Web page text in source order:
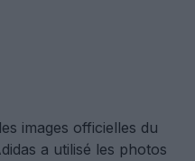
images officielles du
a utilisé les photos